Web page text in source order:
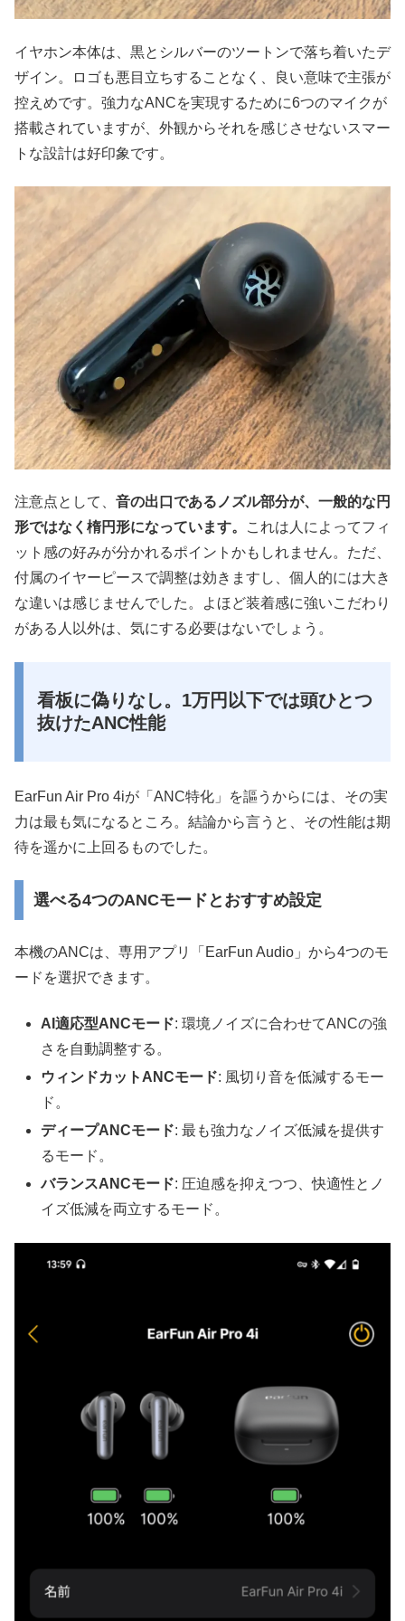
イヤホン本体は、黒とシルバーのツートンで落ち着いたデ
ザイン。ロゴも悪目立ちすることなく、良い意味で主張が
控えめです。強力なANCを実現するために6つのマイクが
搭載されていますが、外観からそれを感じさせないスマー
トな設計は好印象です。
注意点として、 音の出口であるノズル部分が、一般的な円
形ではなく楕円形になっています。
これは人によってフィ
ット感の好みが分かれるポイントかもしれません。ただ、
付属のイヤーピースで調整は効きますし、個人的には大き
な違いは感じませんでした。よほど装着感に強いこだわり
がある人以外は、気にする必要はないでしょう。
看板に偽りなし。1万円以下では頭ひとつ
抜けたANC性能
EarFun Air Pro 4iが「ANC特化」を謳うからには、その実
力は最も気になるところ。結論から言うと、その性能は期
待を遥かに上回るものでした。
選べる4つのANCモードとおすすめ設定
本機のANCは、専用アプリ「EarFun Audio」から4つのモ
ードを選択できます。
AI適応型ANCモード: 環境ノイズに合わせてANCの強
さを自動調整する。
ウィンドカットANCモード: 風切り音を低減するモー
ド。
ディープANCモード: 最も強力なノイズ低減を提供す
るモード。
バランスANCモード: 圧迫感を抑えつつ、快適性とノ
イズ低減を両立するモード。